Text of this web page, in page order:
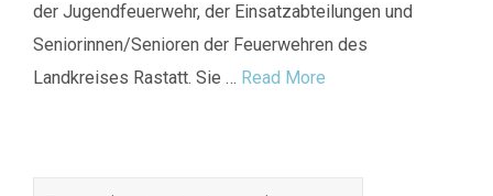
der Jugendfeuerwehr, der Einsatzabteilungen und
Seniorinnen/Senioren der Feuerwehren des
Landkreises Rastatt. Sie … Read More